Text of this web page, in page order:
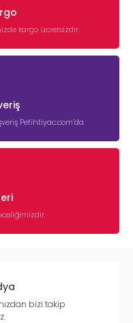
kargo ücretsizdir.
Petihtiyac.com’da
bizi takip